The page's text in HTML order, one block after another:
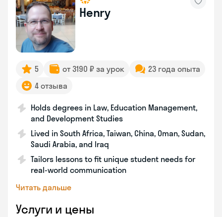
Henry
5 от 3190 ₽ за урок
23 года опыта
4 отзыва
Holds degrees in Law, Education Management,
and Development Studies
Lived in South Africa, Taiwan, China, Oman, Sudan,
Saudi Arabia, and Iraq
Tailors lessons to fit unique student needs for
real-world communication
Читать дальше
Услуги и цены